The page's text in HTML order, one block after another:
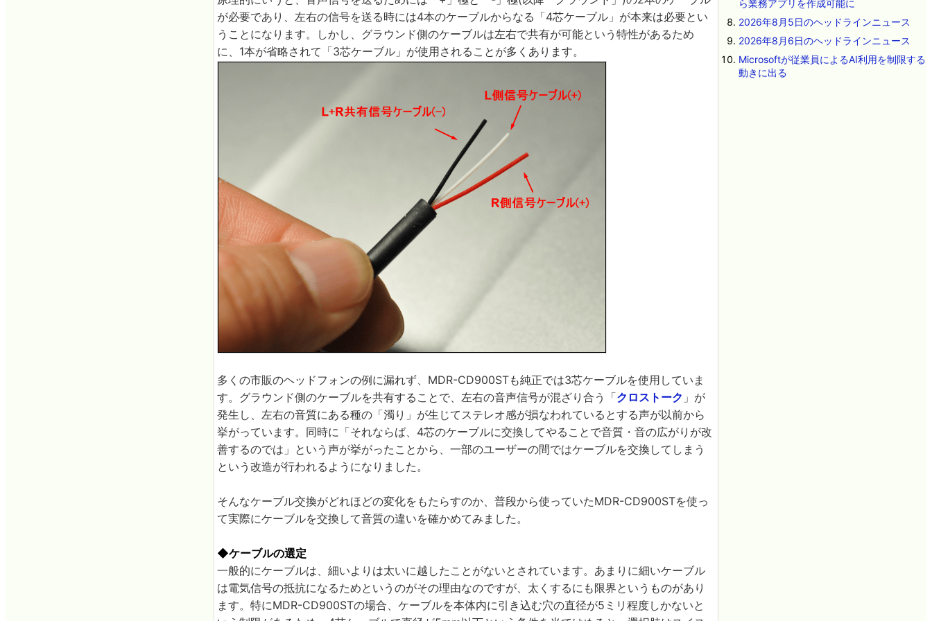
が必要であり、左右の信号を送る時には4本のケーブルからなる「4芯ケーブル」が本来は必要とい
うことになります。しかし、グラウンド側のケーブルは左右で共有が可能という特性があるため
に、1本が省略されて「3芯ケーブル」が使用されることが多くあります。
多くの市販のヘッドフォンの例に漏れず、MDR-CD900STも純正では3芯ケーブルを使用していま
す。グラウンド側のケーブルを共有することで、左右の音声信号が混ざり合う「クロストーク 」が
発生し、左右の音質にある種の「濁り」が生じてステレオ感が損なわれているとする声が以前から
挙がっています。同時に「それならば、4芯のケーブルに交換してやることで音質・音の広がりが改
善するのでは」という声が挙がったことから、一部のユーザーの間ではケーブルを交換してしまう
という改造が行われるようになりました。
そんなケーブル交換がどれほどの変化をもたらすのか、普段から使っていたMDR-CD900STを使っ
て実際にケーブルを交換して音質の違いを確かめてみました。
◆ケーブルの選定
一般的にケーブルは、細いよりは太いに越したことがないとされています。あまりに細いケーブル
は電気信号の抵抗になるためというのがその理由なのですが、太くするにも限界というものがあり
ます。特にMDR-CD900STの場合、ケーブルを本体内に引き込む穴の直径が5ミリ程度しかないと
ら業務アプリを作成可能に
2026年8月5日のヘッドラインニュース
2026年8月6日のヘッドラインニュース
Microsoftが従業員によるAI利用を制限する
動きに出る